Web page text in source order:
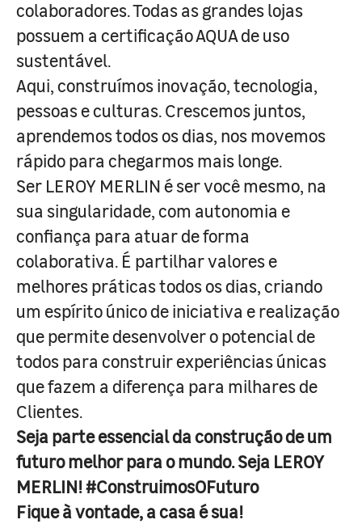
colaboradores. Todas as grandes lojas
possuem a certificação AQUA de uso
sustentável.
Aqui, construímos inovação, tecnologia,
pessoas e culturas. Crescemos juntos,
aprendemos todos os dias, nos movemos
rápido para chegarmos mais longe.
Ser LEROY MERLIN é ser você mesmo, na
sua singularidade, com autonomia e
confiança para atuar de forma
colaborativa. É partilhar valores e
melhores práticas todos os dias, criando
um espírito único de iniciativa e realização
que permite desenvolver o potencial de
todos para construir experiências únicas
que fazem a diferença para milhares de
Clientes.
Seja parte essencial da construção de um
futuro melhor para o mundo. Seja LEROY
MERLIN! #ConstruimosOFuturo
Fique à vontade, a casa é sua!